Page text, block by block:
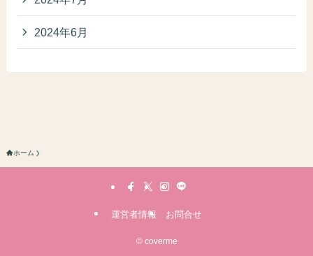
2024年6月
ホーム
運営者情報 お問合せ
©coverme